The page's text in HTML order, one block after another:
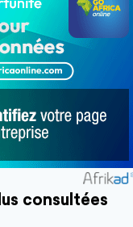
consultées